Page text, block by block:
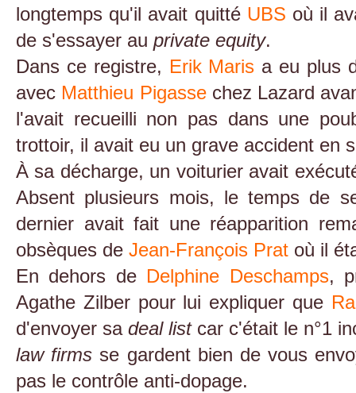
longtemps qu'il avait quitté UBS où il
de s'essayer au private equity.
Dans ce registre, Erik Maris a eu plus
avec Matthieu Pigassechez Lazard
l'avait recueilli non pas dans une
trottoir, il avait eu un grave accident en
À sa décharge, un voiturier avait
Absent plusieurs mois, le temps de
dernier avait fait une réapparition
obsèques de Jean-François Prat où il
En dehors de Delphine Deschamps,
Agathe Zilber pour lui expliquer que
d'envoyer sa deal listcar c'était le n°1
law firms se gardent bien de vous
pas le contrôle anti-dopage.